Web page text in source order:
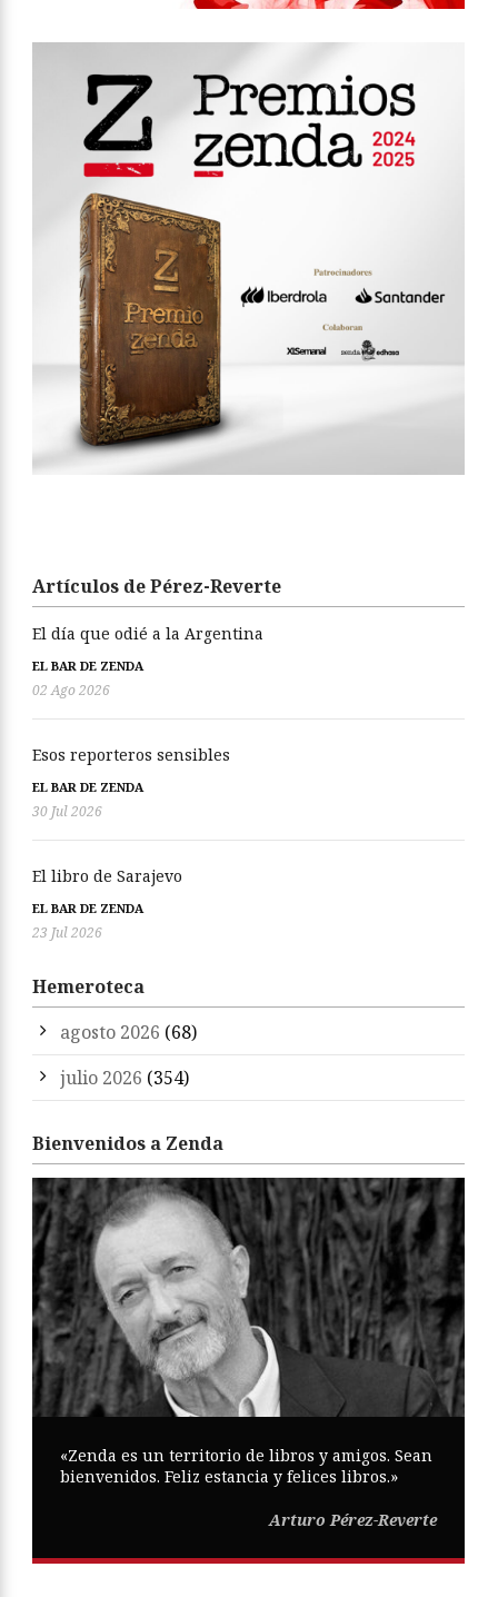
Artículos de Pérez-Reverte
El día que odié a la Argentina
EL BAR DE ZENDA
02 Ago 2026
Esos reporteros sensibles
EL BAR DE ZENDA
30 Jul 2026
El libro de Sarajevo
EL BAR DE ZENDA
23 Jul 2026
Hemeroteca
agosto 2026 (68)
julio 2026 (354)
Bienvenidos a Zenda
«Zenda es un territorio de libros y amigos. Sean
bienvenidos. Feliz estancia y felices libros.»
Arturo Pérez-Reverte